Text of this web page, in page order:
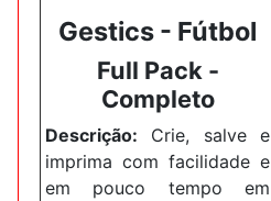
Gestics - Fútbol
Full Pack -
Completo
Descrição: Crie, salve e
imprima com facilidade e
em pouco tempo em